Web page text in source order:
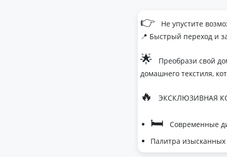
👉
Не упустите
📍 Быстрый переход и
🌟
Преобрази свой
домашнего текстиля,
🔥 ЭКСКЛЮЗИВНАЯ
🛏
Современные
Палитра изысканных